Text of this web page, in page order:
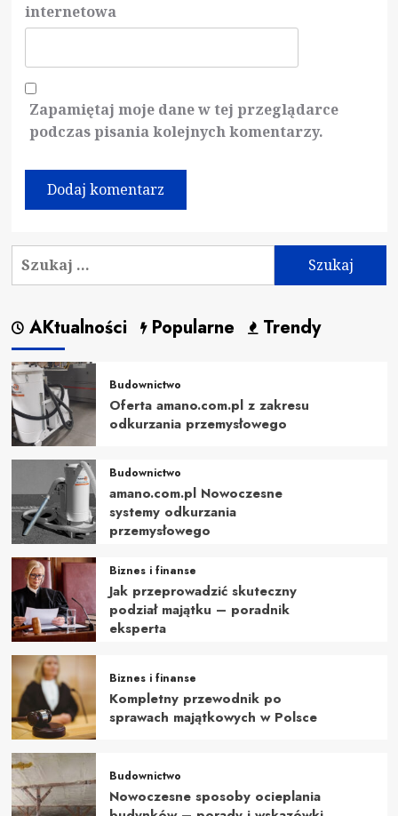
internetowa
Zapamiętaj moje dane w tej przeglądarce
podczas pisania kolejnych komentarzy.
Szukaj:
AKtualności Popularne Trendy
Budownictwo
Oferta amano.com.pl z zakresu
odkurzania przemysłowego
Budownictwo
amano.com.pl Nowoczesne
systemy odkurzania
przemysłowego
Biznes i finanse
Jak przeprowadzić skuteczny
podział majątku – poradnik
eksperta
Biznes i finanse
Kompletny przewodnik po
sprawach majątkowych w Polsce
Budownictwo
Nowoczesne sposoby ocieplania